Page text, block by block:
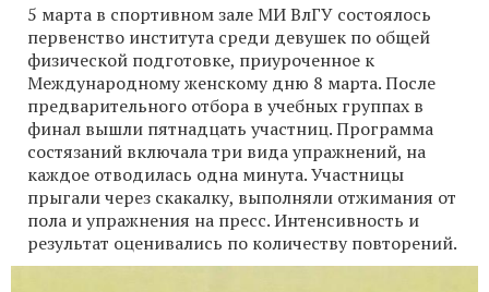
5 марта в спортивном зале МИ ВлГУ состоялось
первенство института среди девушек по общей
физической подготовке, приуроченное к
Международному женскому дню 8 марта. После
предварительного отбора в учебных группах в
финал вышли пятнадцать участниц. Программа
состязаний включала три вида упражнений, на
каждое отводилась одна минута. Участницы
прыгали через скакалку, выполняли отжимания от
пола и упражнения на пресс. Интенсивность и
результат оценивались по количеству повторений.